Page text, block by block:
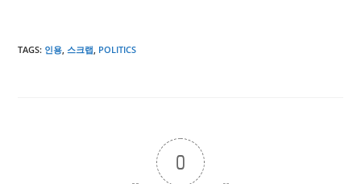
TAGS: 인용, 스크랩, POLITICS
0